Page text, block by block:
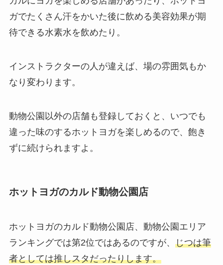
ガでたくさん汗をかいた後に飲める美容効果が期
待できる水素水を飲めたり。
インストラクターの人が違えば、場の雰囲気もか
なり変わります。
動物公園以外の店舗も登録しておくと、いつでも
違った味のするホットヨガを楽しめるので、飽き
ずに続けられますよ。
ホットヨガのカルド動物公園店
ホットヨガのカルド動物公園店、動物公園エリア
ランキングでは第2位ではあるのですが、 じつは筆
者としては推しスタだったりします。